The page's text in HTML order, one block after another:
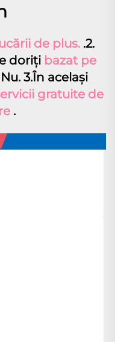
de plus. .2.
doriţi bazat pe
3.În acelaşi
gratuite de
.